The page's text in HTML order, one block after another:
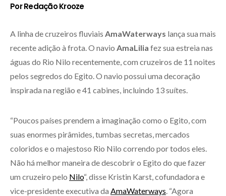
Por Redação Krooze
A linha de cruzeiros fluviais AmaWaterways lança sua mais
recente adição à frota. O navio AmaLilia fez sua estreia nas
águas do Rio Nilo recentemente, com cruzeiros de 11 noites
pelos segredos do Egito. O navio possui uma decoração
inspirada na região e 41 cabines, incluindo 13 suítes.
“Poucos países prendem a imaginação como o Egito, com
suas enormes pirâmides, tumbas secretas, mercados
coloridos e o majestoso Rio Nilo correndo por todos eles.
Não há melhor maneira de descobrir o Egito do que fazer
um cruzeiro pelo Nilo“, disse Kristin Karst, cofundadora e
vice-presidente executiva da AmaWaterways . “Agora